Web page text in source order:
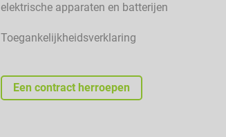
elektrische apparaten en batterijen
Toegankelijkheidsverklaring
Een contract herroepen